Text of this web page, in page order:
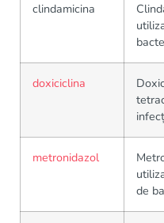
clindamicina
doxiciclina
metronidazol
de